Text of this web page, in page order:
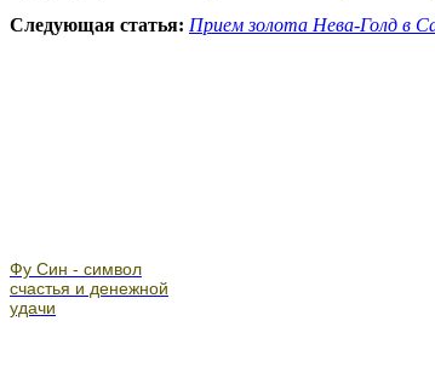
Следующая статья: Прием золота Нева-Голд в
Фу Син - символ
счастья и денежной
удачи